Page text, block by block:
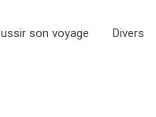
son voyage Divers